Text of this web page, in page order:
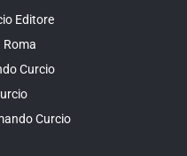
Editore
Roma
Curcio
Curcio